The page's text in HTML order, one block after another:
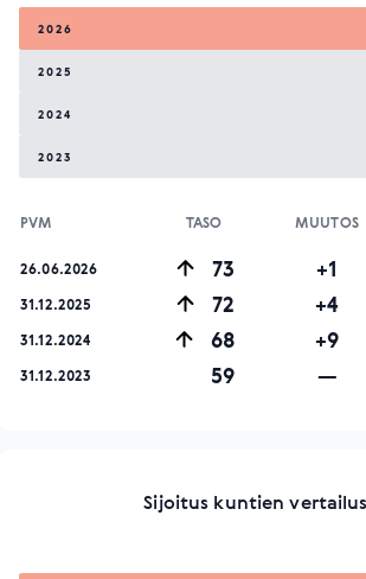
2026
2025
2024
2023
PVM TASO MUUTOS
26.06.2026 73 +1
31.12.2025 72 +4
31.12.2024 68 +9
31.12.2023 59 —
Sijoitus kuntien